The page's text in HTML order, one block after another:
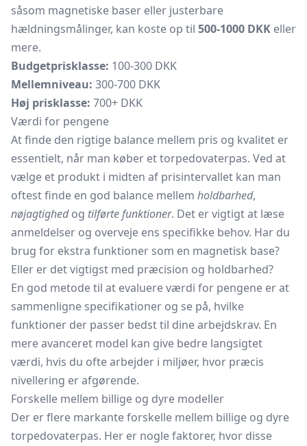
såsom magnetiske baser eller justerbare
hældningsmålinger, kan koste op til 500-1000 DKK eller
mere.
Budgetprisklasse: 100-300 DKK
Mellemniveau: 300-700 DKK
Høj prisklasse: 700+ DKK
Værdi for pengene
At finde den rigtige balance mellem pris og kvalitet er
essentielt, når man køber et torpedovaterpas. Ved at
vælge et produkt i midten af prisintervallet kan man
oftest finde en god balance mellem holdbarhed,
nøjagtighedog tilførte funktioner. Det er vigtigt at læse
anmeldelser og overveje ens specifikke behov. Har du
brug for ekstra funktioner som en magnetisk base?
Eller er det vigtigst med præcision og holdbarhed?
En god metode til at evaluere værdi for pengene er at
sammenligne specifikationer og se på, hvilke
funktioner der passer bedst til dine arbejdskrav. En
mere avanceret model kan give bedre langsigtet
værdi, hvis du ofte arbejder i miljøer, hvor præcis
nivellering er afgørende.
Forskelle mellem billige og dyre modeller
Der er flere markante forskelle mellem billige og dyre
torpedovaterpas. Her er nogle faktorer, hvor disse